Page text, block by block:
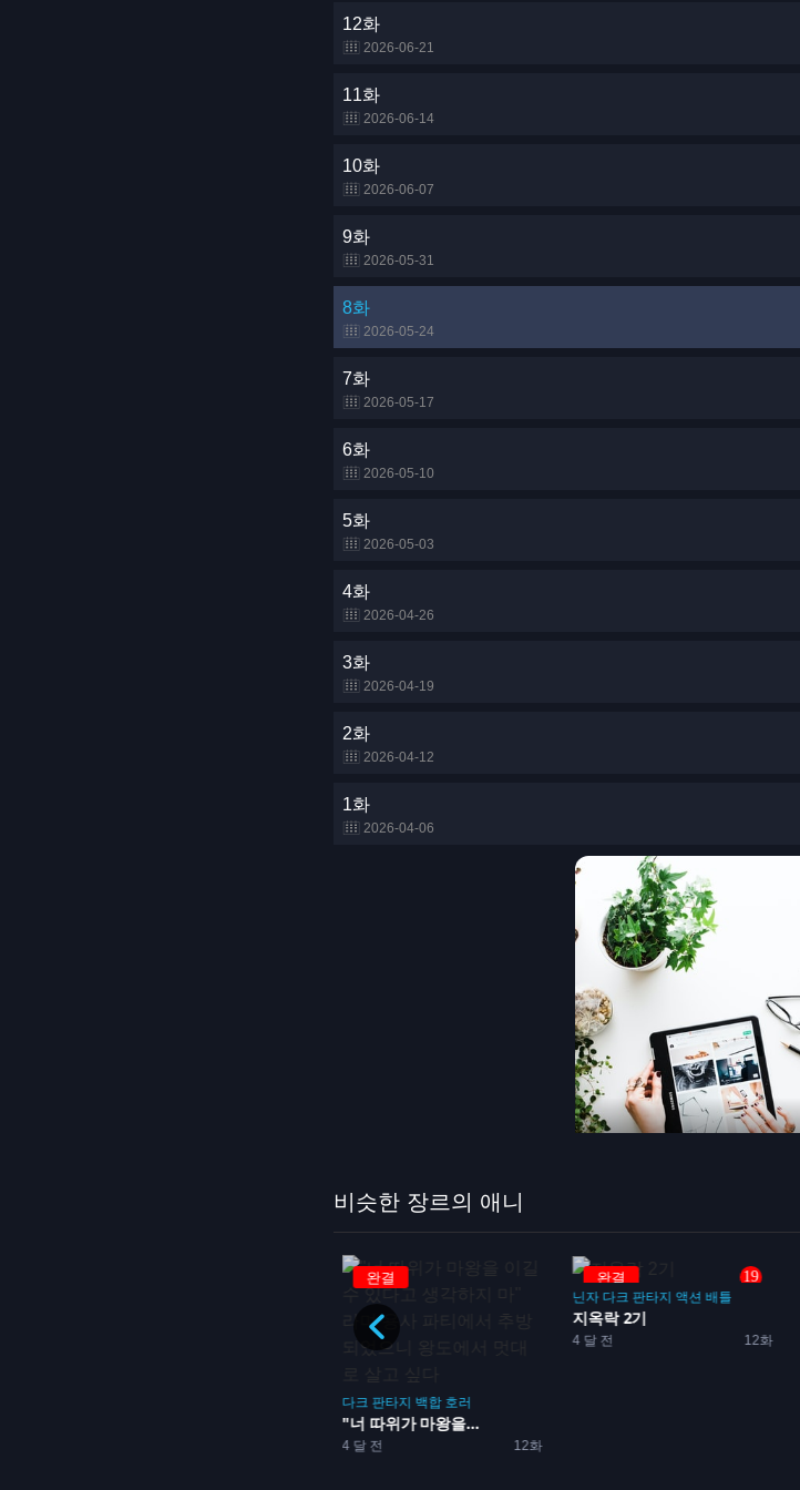
12화
2026-06-21
11화
2026-06-14
10화
2026-06-07
9화
2026-05-31
8화
2026-05-24
7화
2026-05-17
6화
2026-05-10
5화
2026-05-03
4화
2026-04-26
3화
2026-04-19
2화
2026-04-12
1화
2026-04-06
비슷한 장르의 애니
완결
다크 판타지 배틀
4 달 전
지옥락 2기
방영중
배틀 다크 판타지
개진전 사무라이 트루퍼 2쿨